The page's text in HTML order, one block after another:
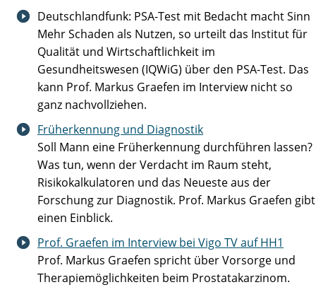
Deutschlandfunk: PSA-Test mit Bedacht macht Sinn
Mehr Schaden als Nutzen, so urteilt das Institut für
Qualität und Wirtschaftlichkeit im
Gesundheitswesen (IQWiG) über den PSA-Test. Das
kann Prof. Markus Graefen im Interview nicht so
ganz nachvollziehen.
Früherkennung und Diagnostik
Soll Mann eine Früherkennung durchführen lassen?
Was tun, wenn der Verdacht im Raum steht,
Risikokalkulatoren und das Neueste aus der
Forschung zur Diagnostik. Prof. Markus Graefen gibt
einen Einblick.
Prof. Graefen im Interview bei Vigo TV auf HH1
Prof. Markus Graefen spricht über Vorsorge und
Therapiemöglichkeiten beim Prostatakarzinom.